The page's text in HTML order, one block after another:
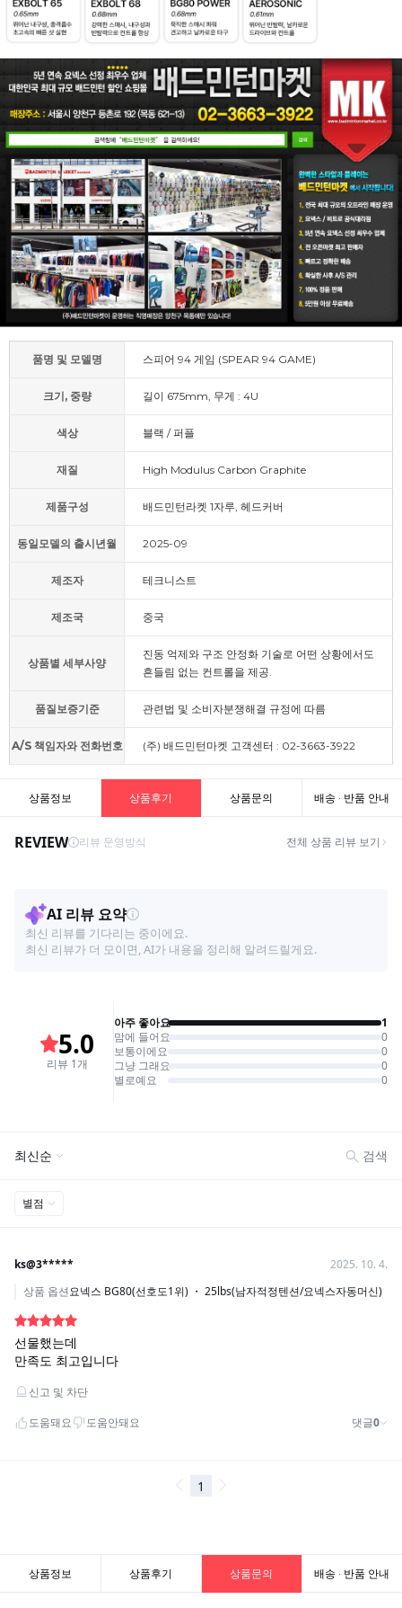
품명 및 모델명 스피어 94 게임 (SPEAR 94 GAME)
크기, 중량 길이 675mm, 무게 : 4U
색상 블랙 / 퍼플
재질 High Modulus Carbon Graphite
제품구성 배드민턴라켓 1자루, 헤드커버
동일모델의 출시년월 2025-09
제조자 테크니스트
제조국 중국
상품별 세부사양
진동 억제와 구조 안정화 기술로 어떤 상황에서도
흔들림 없는 컨트롤을 제공.
품질보증기준 관련법 및 소비자분쟁해결 규정에 따름
A/S 책임자와 전화번호 (주) 배드민턴마켓 고객센터 : 02-3663-3922
상품정보 상품후기 상품문의 배송 · 반품 안내
상품정보 상품후기 상품문의 배송 · 반품 안내